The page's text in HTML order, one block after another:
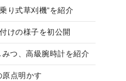
り式草刈機”を紹介
けの様子を初公開
つ、高級腕時計を紹介
点明かす